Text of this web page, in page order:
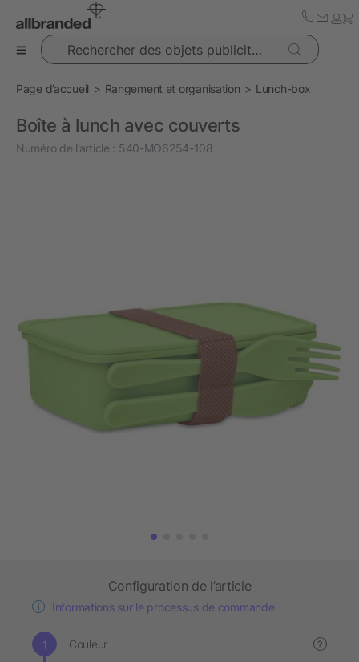
Rechercher des objets publicitaires
Page d’accueil Rangement et organisation Lunch-box
Boîte à lunch avec couverts
Numéro de l’article : 540-MO6254-108
Configuration de l’article
Informations sur le processus de commande
Couleur ?